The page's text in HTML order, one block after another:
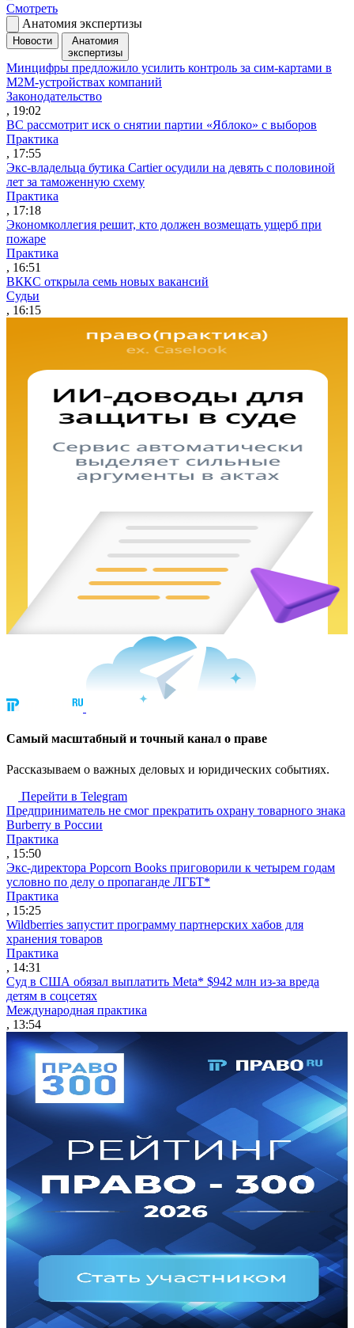
Смотреть
Анатомия экспертизы
Новости
Анатомия
экспертизы
Минцифры предложило усилить контроль за сим-картами в
M2M-устройствах компаний
Законодательство
, 19:02
ВС рассмотрит иск о снятии партии «Яблоко» с выборов
Практика
, 17:55
Экс-владельца бутика Cartier осудили на девять с половиной
лет за таможенную схему
Практика
, 17:18
Экономколлегия решит, кто должен возмещать ущерб при
пожаре
Практика
, 16:51
ВККС открыла семь новых вакансий
Судьи
, 16:15
Cамый масштабный и точный канал о праве
Рассказываем о важных деловых и юридических событиях.
Перейти в Telegram
Предприниматель не смог прекратить охрану товарного знака
Burberry в России
Практика
, 15:50
Экс-директора Popcorn Books приговорили к четырем годам
условно по делу о пропаганде ЛГБТ*
Практика
, 15:25
Wildberries запустит программу партнерских хабов для
хранения товаров
Практика
, 14:31
Суд в США обязал выплатить Meta* $942 млн из-за вреда
детям в соцсетях
Международная практика
, 13:54